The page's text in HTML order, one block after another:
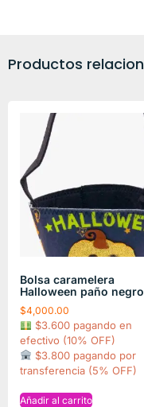
Productos
Bolsa caramelera
Halloween paño negro
$4,000.00
$3.600 pagando en
efectivo (10% OFF)
$3.800 pagando por
transferencia (5% OFF)
Añadir al carrito